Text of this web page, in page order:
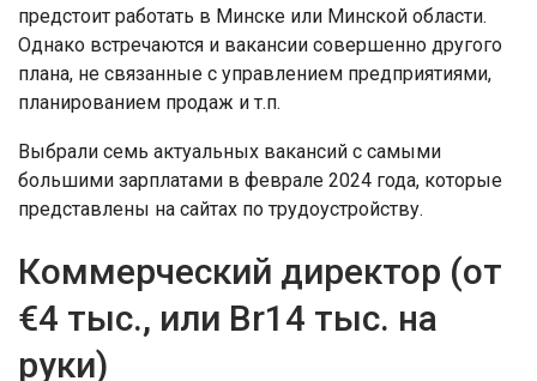
предстоит работать в Минске или Минской области.
Однако встречаются и вакансии совершенно другого
плана, не связанные с управлением предприятиями,
планированием продаж и т.п.
Выбрали семь актуальных вакансий с самыми
большими зарплатами в феврале 2024 года, которые
представлены на сайтах по трудоустройству.
Коммерческий директор (от
€4 тыс., или Br14 тыс. на
руки)